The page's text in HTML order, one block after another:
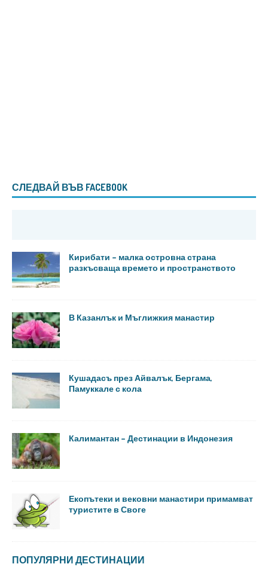
СЛЕДВАЙ ВЪВ FACEBOOK
Кирибати – малка островна страна
разкъсваща времето и пространството
В Казанлък и Мъглижкия манастир
Кушадасъ през Айвалък, Бергама,
Памуккале с кола
Калимантан – Дестинации в Индонезия
Екопътеки и вековни манастири примамват
туристите в Своге
ПОПУЛЯРНИ ДЕСТИНАЦИИ